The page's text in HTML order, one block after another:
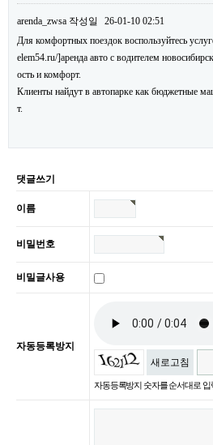
arenda_zwsa 작성일
26-01-10 02:51
Для комфортных поездок воспользуйтесь
elem54.ru/]аренда авто с водителем
ость и комфорт.
Клиенты найдут в автопарке как бюджетные
т.
댓글쓰기
이름
비밀번호
비밀글사용
자동등록방지
새로고침
자동등록방지 숫자를 순서대로 입